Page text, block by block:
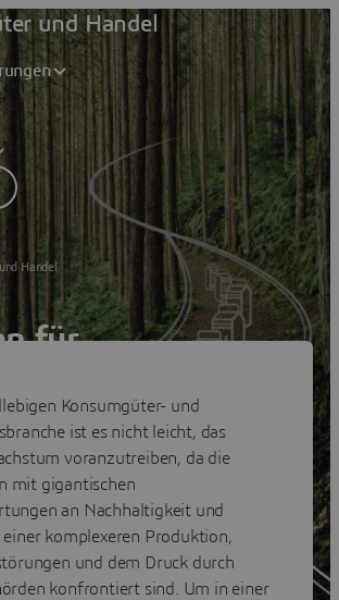
und Handel
Handel
für
mit schnelleren nachhaltigen
die Kreislaufwirtschaft
Konsumgüter- und
ist es nicht leicht, das
voranzutreiben, da die
mit gigantischen
an Nachhaltigkeit und
einer komplexeren Produktion,
und dem Druck durch
konfrontiert sind. Um in einer